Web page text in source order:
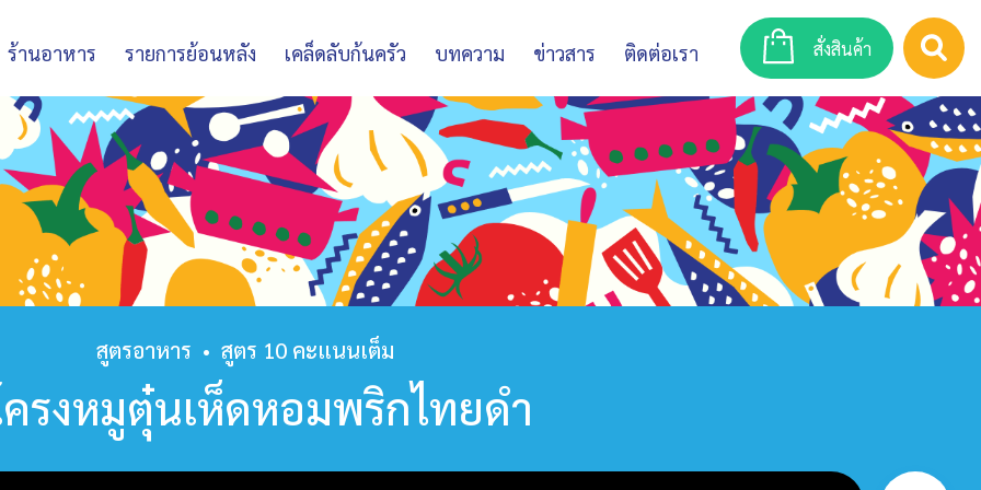
ร้านอาหาร รายการย้อนหลัง เคล็ดลับก้นครัว บทความ ข่าวสาร ติดต่อเรา สั่งสินค้า
สูตรอาหาร • สูตร 10 คะแนนเต็ม
รงหมูตุ๋นเห็ดหอมพริกไทยดำ